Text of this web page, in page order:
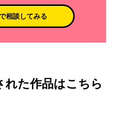
相談してみる
れた作品はこちら